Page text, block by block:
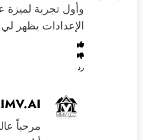
‏وأول تجربة
الإعدادات يظهر
رد